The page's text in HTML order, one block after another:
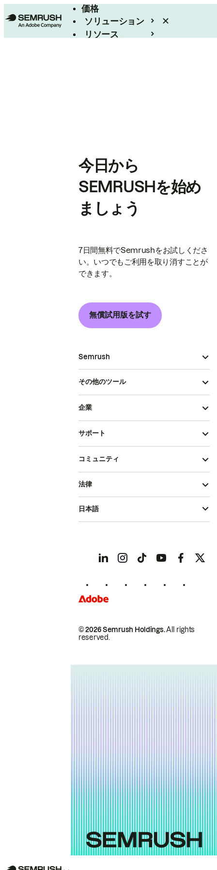
価格
ソリューション
リソース
今日から
SEMRUSHを始め
ましょう
7日間無料でSemrushをお試しくださ
い。いつでもご利用を取り消すことが
できます。
無償試用版を試す
Semrush
その他のツール
企業
サポート
コミュニティ
© 2026 Semrush Holdings.All rights
reserved.
法律
日本語